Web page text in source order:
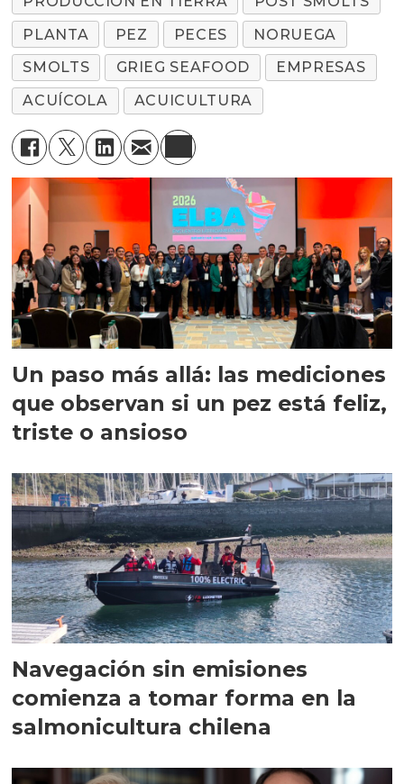
PLANTA
PEZ PECES
NORUEGA
SMOLTS
GRIEG SEAFOOD
EMPRESAS
ACUÍCOLA
ACUICULTURA
Un paso más allá: las mediciones
que observan si un pez está feliz,
triste o ansioso
Navegación sin emisiones
comienza a tomar forma en la
salmonicultura chilena